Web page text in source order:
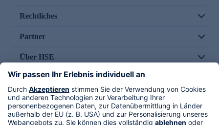
Rechtliches
Partner
Über HSE
Im TV
HSE International